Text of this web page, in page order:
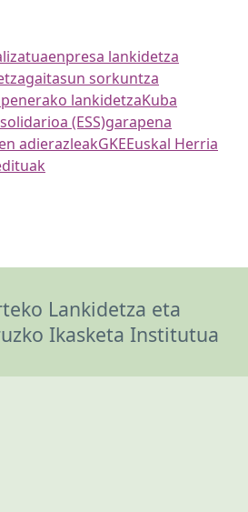
enpresa lankidetza
gaitasun sorkuntza
lankidetzaKuba
(ESS)garapena
adierazleakGKEEuskal Herria
Lankidetza eta
Ikasketa Institutua